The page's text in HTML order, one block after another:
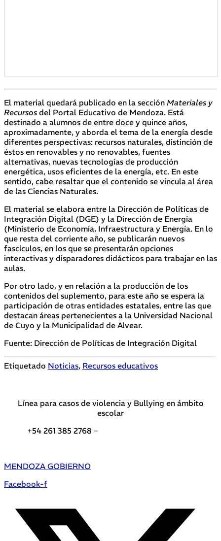
El material quedará publicado en la sección Materiales y
Recursos del Portal Educativo de Mendoza. Está
destinado a alumnos de entre doce y quince años,
aproximadamente, y aborda el tema de la energía desde
diferentes perspectivas: recursos naturales, distinción de
éstos en renovables y no renovables, fuentes
alternativas, nuevas tecnologías de producción
energética, usos eficientes de la energía, etc. En este
sentido, cabe resaltar que el contenido se vincula al área
de las Ciencias Naturales.
El material se elabora entre la Dirección de Políticas de
Integración Digital (DGE) y la Dirección de Energía
(Ministerio de Economía, Infraestructura y Energía. En lo
que resta del corriente año, se publicarán nuevos
fascículos, en los que se presentarán opciones
interactivas y disparadores didácticos para trabajar en las
aulas.
Por otro lado, y en relación a la producción de los
contenidos del suplemento, para este año se espera la
participación de otras entidades estatales, entre las que
destacan áreas pertenecientes a la Universidad Nacional
de Cuyo y la Municipalidad de Alvear.
Fuente: Dirección de Políticas de Integración Digital
Etiquetado Noticias, Recursos educativos
Línea para casos de violencia y Bullying en ámbito
escolar
+54 261 385 2768 –
MENDOZA GOBIERNO
Facebook-f